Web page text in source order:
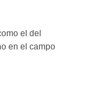
el del
en el campo